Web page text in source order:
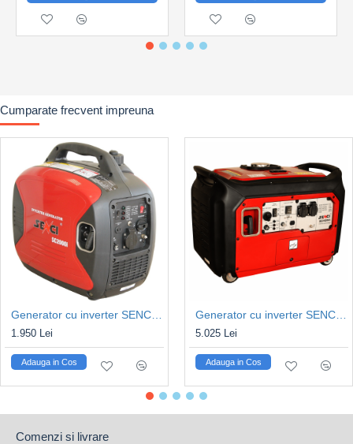
Tip motor Senci: AP192FBD
Putere motor (cp/cmc): 16/459
Turatii motor (rpm): 3.000
Carburant: Benzina
Capacitate rezervor (litri): 25 l
Autonomie (capacitate max.): 6.5 ore
Autonomie (50% capacitate): 10.5 ore
Nivel zgomot (la 7m (dB(A)): 97
Greutate utilaj (kg): 90
Dimensiuni L x l x h (mm): 686 x 526 x 550
Cumparate frecvent impreuna
1.950 Lei
Adauga in Cos
5.025 Lei
Adauga in Cos
Comenzi si livrare